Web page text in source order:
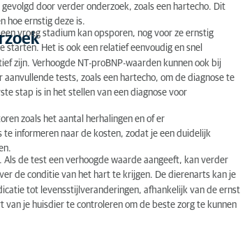
door verder onderzoek, zoals een hartecho. Dit
hoe ernstig deze is.
vroeg stadium kan opsporen, nog voor ze ernstig
Het is ook een relatief eenvoudig en snel
zijn. Verhoogde NT-proBNP-waarden kunnen ook bij
tests, zoals een hartecho, om de diagnose te
stap is in het stellen van een diagnose voor
zoals het aantal herhalingen en of er
informeren naar de kosten, zodat je een duidelijk
de test een verhoogde waarde aangeeft, kan verder
de conditie van het hart te krijgen. De dierenarts kan je
tot levensstijlveranderingen, afhankelijk van de ernst
je huisdier te controleren om de beste zorg te kunnen